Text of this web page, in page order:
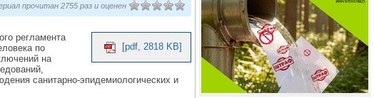
прочитан 2755 раз и оценен
[pdf, 2818 KB]
регламента
по
на
санитарно-эпидемиологических и